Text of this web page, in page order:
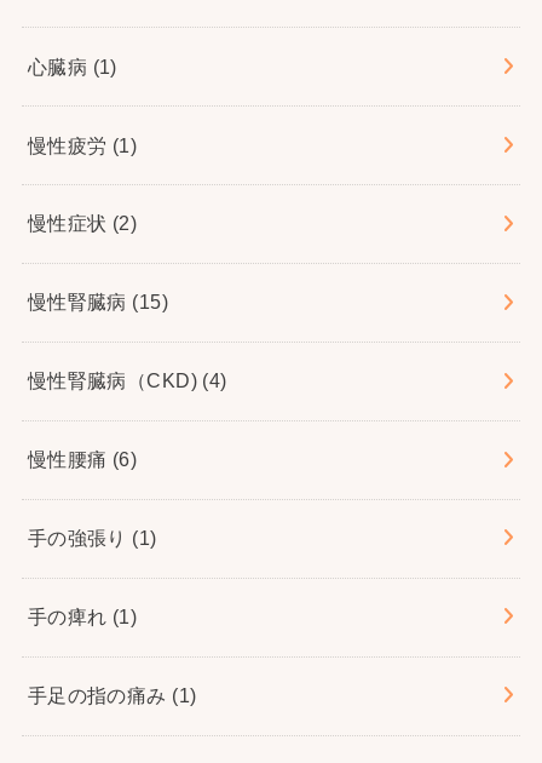
心臓病 (1)
慢性疲労 (1)
慢性症状 (2)
慢性腎臓病 (15)
慢性腎臓病（CKD) (4)
慢性腰痛 (6)
手の強張り (1)
手の痺れ (1)
手足の指の痛み (1)